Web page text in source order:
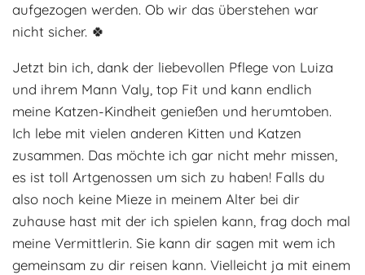
aufgezogen werden. Ob wir das überstehen war
nicht sicher. 🍀
Jetzt bin ich, dank der liebevollen Pflege von Luiza
und ihrem Mann Valy, top Fit und kann endlich
meine Katzen-Kindheit genießen und herumtoben.
Ich lebe mit vielen anderen Kitten und Katzen
zusammen. Das möchte ich gar nicht mehr missen,
es ist toll Artgenossen um sich zu haben! Falls du
also noch keine Mieze in meinem Alter bei dir
zuhause hast mit der ich spielen kann, frag doch mal
meine Vermittlerin. Sie kann dir sagen mit wem ich
gemeinsam zu dir reisen kann. Vielleicht ja mit einem